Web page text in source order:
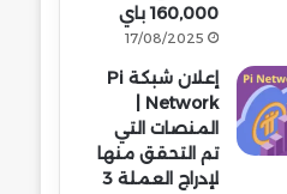
160,000 باي
17/08/2025
إعلان شبكة Pi
المنصات التي
تم التحقق منها
لإدراج العملة 3